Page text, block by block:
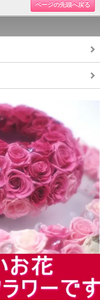
ページの先頭へ戻る